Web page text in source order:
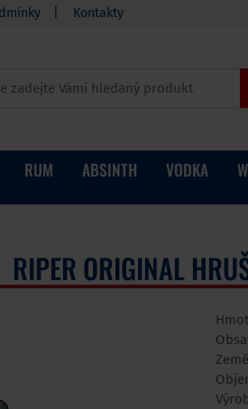
Kontakty
RUM ABSINTH VODKA
RIPER ORIGINAL